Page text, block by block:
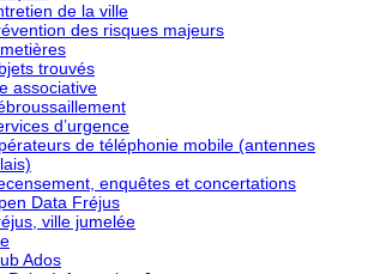
de la ville
des risques majeurs
trouvés
associative
d’urgence
de téléphonie mobile (antennes
enquêtes et concertations
Data Fréjus
ville jumelée
Ados